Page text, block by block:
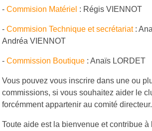
- Commision Matériel : Régis VIENNOT
- Commision Technique et secrétariat :
Andréa VIENNOT
- Commission Boutique : Anaïs LORDET
Vous pouvez vous inscrire dans une ou
commissions, si vous souhaitez aider le
forcémment appartenir au comité directeur.
Toute aide est la bienvenue et contribue à